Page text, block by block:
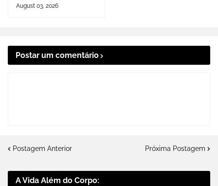
August 03, 2026
Postar um comentário
Postagem Anterior Próxima Postagem
A Vida Além do Corpo: